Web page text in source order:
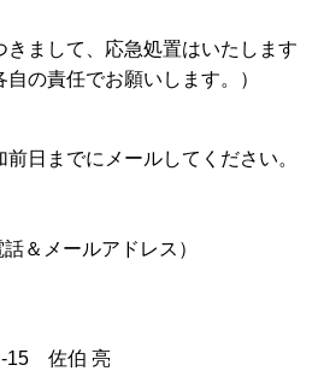
まして、応急処置はいたします
の責任でお願いします。）
日までにメールしてください。
＆メールアドレス）
15 佐伯 亮